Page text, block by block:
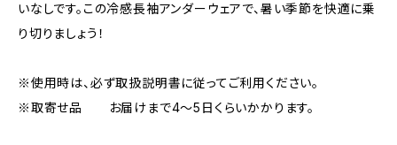
いなしです。この冷感長袖アンダーウェアで、暑い季節を快適に乗
り切りましょう！
※使用時は、必ず取扱説明書に従ってご利用ください。
※取寄せ品 お届けまで4～5日くらいかかります。